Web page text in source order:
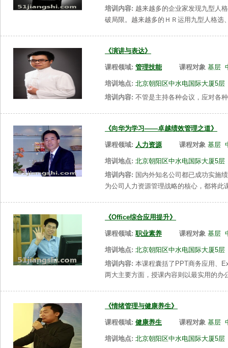
培训内容: 越来越多的企业家发现九型人
破局限。越来越多的ＨＲ运用九型人格选
《演讲与表达》
课程领域: 管理技能 课程对象 基层
培训地点: 北京朝阳区中水电国际大厦5层
培训内容: 不管是主持各种会议，应对各
《向华为学习——卓越绩效管理之道》
课程领域: 人力资源 课程对象 基层
培训地点: 北京朝阳区中水电国际大厦5层
培训内容: 国内外知名公司都已成功实施
为公司人力资源管理战略的核心，都将
《Office综合应用提升》
课程领域: 职业素养 课程对象 基层
培训地点: 北京朝阳区中水电国际大厦5层
培训内容: 本课程囊括了PPT商务应用、
两大主要方面，授课内容则以最实用的办
《情绪管理与健康养生》
课程领域: 健康养生 课程对象 基层
培训地点: 北京朝阳区中水电国际大厦5层